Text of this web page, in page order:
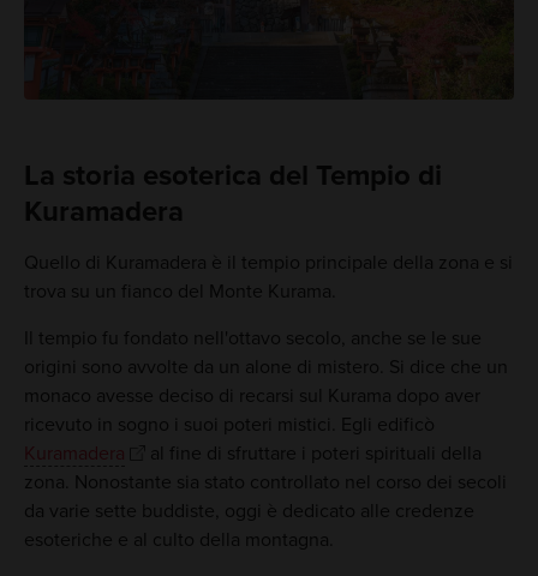
La storia esoterica del Tempio di
Kuramadera
Quello di Kuramadera è il tempio principale della zona e si
trova su un fianco del Monte Kurama.
Il tempio fu fondato nell'ottavo secolo, anche se le sue
origini sono avvolte da un alone di mistero. Si dice che un
monaco avesse deciso di recarsi sul Kurama dopo aver
ricevuto in sogno i suoi poteri mistici. Egli edificò
Kuramadera
al fine di sfruttare i poteri spirituali della
zona. Nonostante sia stato controllato nel corso dei secoli
da varie sette buddiste, oggi è dedicato alle credenze
esoteriche e al culto della montagna.